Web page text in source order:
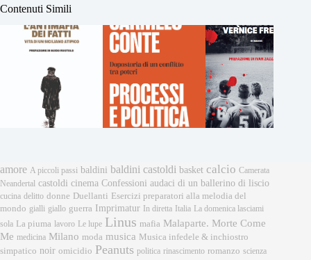
Contenuti Simili
amore A piccoli passi baldini baldini castoldi basket calcio Camerata
Neandertal castoldi cinema Confessioni audaci di un ballerino di liscio
cucina delitto donne Duellanti Esercizi preparatori alla melodia del
mondo gialli giallo guerra Imprimatur In diretta Italia La domenica lasciami
sola La piuma lavoro Le lupe Linus mafia Malaparte. Morte Come
Me medicina Milano moda musica Musica infedele & inchiostro
simpatico noir omicidio Peanuts politica rinascimento romanzo scienza